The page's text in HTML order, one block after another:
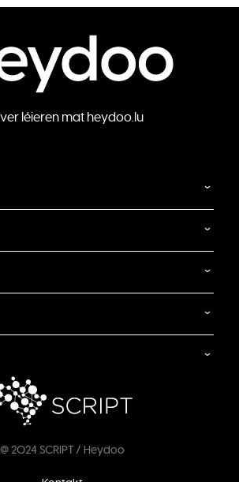
léieren mat heydoo.lu
@ 2024 SCRIPT / Heydoo